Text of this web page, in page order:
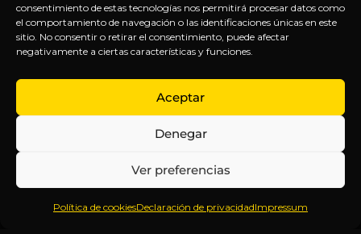
consentimiento de estas tecnologías nos permitirá procesar datos como
el comportamiento de navegación o las identificaciones únicas en este
sitio. No consentir o retirar el consentimiento, puede afectar
negativamente a ciertas características y funciones.
Aceptar
Denegar
Ver preferencias
Política de cookiesDeclaración de privacidadImpressum
Inteligencia
Anticipándonos
EXPLORA
Inicio
Sobre
Contenido
Webinars
LEGAL
Política
de
Términos y
Aviso
SÍGUENOS